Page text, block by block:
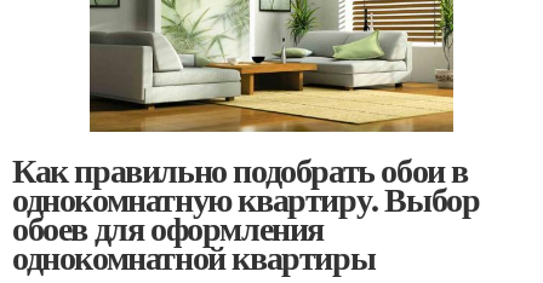
Как правильно подобрать обои в
однокомнатную квартиру. Выбор
обоев для оформления
однокомнатной квартиры